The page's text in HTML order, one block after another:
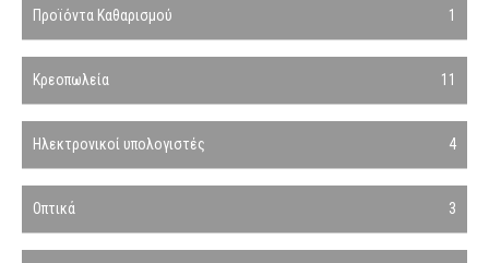
Προϊόντα Καθαρισμού 1
Κρεοπωλεία 11
Ηλεκτρονικοί υπολογιστές 4
Οπτικά 3